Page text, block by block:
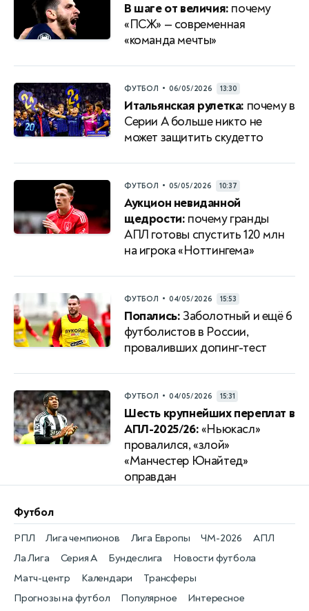
В шаге от величия: почему
«ПСЖ» — современная
«команда мечты»
ФУТБОЛ • 06/05/2026 13:30
Итальянская рулетка: почему в
Серии A больше никто не
может защитить скудетто
ФУТБОЛ • 05/05/2026 10:37
Аукцион невиданной
щедрости: почему гранды
АПЛ готовы спустить 120 млн
на игрока «Ноттингема»
ФУТБОЛ • 04/05/2026 15:53
Попались:Заболотный и ещё 6
футболистов в России,
проваливших допинг-тест
ФУТБОЛ • 04/05/2026 15:31
Шесть крупнейших переплат в
АПЛ-2025/26:«Ньюкасл»
провалился, «злой»
«Манчестер Юнайтед»
оправдан
Футбол
Новости футбола
РПЛ
Матч-центр
Лига чемпионов
Календари
Лига Европы
Трансферы
ЧМ-2026
Прогнозы на футбол
АПЛ
Популярное
Ла Лига
Интересное
Серия А Бундеслига